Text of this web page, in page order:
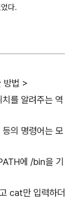
다.
방법 >
를 알려주는 역
의 명령어는 모
에 /bin을 기
cat만 입력하더